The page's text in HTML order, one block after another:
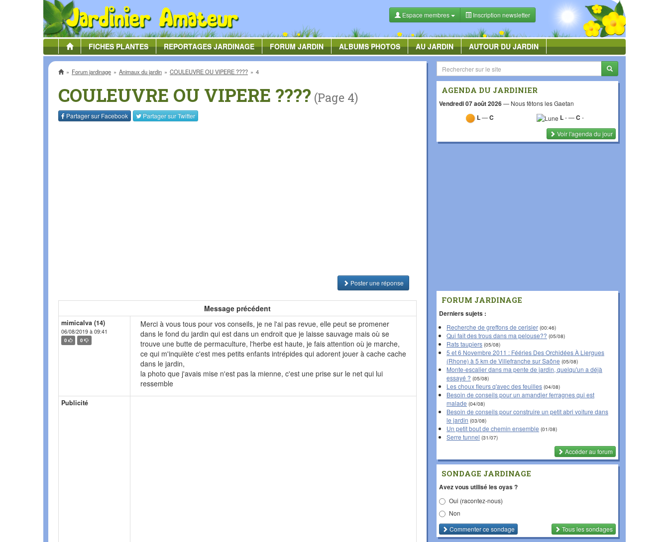
Espace membres Inscription newsletter
FICHESPLANTES REPORTAGESJARDINAGE FORUMJARDIN ALBUMSPHOTOS AU JARDIN AUTOUR DU JARDIN
AccueilForum jardinage Animaux du jardin COULEUVRE OU VIPERE ???? 4
COULEUVRE OU VIPERE ???? (Page 4)
Partager sur Facebook Partager surTwitter
Poster une réponse
Message précédent
mimicalva (14)
06/08/2019 à 09:41
0 0
Merci à vous tous pour vos conseils, je ne l'ai pas revue, elle peut se promener
dans le fond du jardin qui est dans un endroit que je laisse sauvage mais où se
trouve une butte de permaculture, l'herbe est haute, je fais attention où je marche,
ce qui m'inquiète c'est mes petits enfants intrépides qui adorent jouer à cache cache
dans le jardin,
la photo que j'avais mise n'est pas la mienne, c'est une prise sur le net qui lui
ressemble
Publicité
AGENDA DU JARDINIER
Vendredi 07 août 2026— Nous fêtons les Gaetan
L—C L-—C-
Voir l'agenda du jour
FORUM JARDINAGE
Derniers sujets :
Recherche de greffons de cerisier (00:46)
Qui fait des trous dans ma pelouse?? (05/08)
Rats taupiers (05/08)
5 et 6 Novembre 2011 : Fééries Des Orchidées À Liergues
(Rhone) à 5 km de Villefranche sur Saône (05/08)
Monte-escalier dans ma pente de jardin, quelqu'un a déjà
essayé ? (05/08)
Les choux fleurs q'avec des feuilles (04/08)
Besoin de conseils pour un amandier ferragnes qui est
malade (04/08)
Besoin de conseils pour construire un petit abri voiture dans
le jardin (03/08)
Un petit bout de chemin ensemble (01/08)
Serre tunnel (31/07)
Accéder au forum
SONDAGE JARDINAGE
Avez vous utilisé les oyas ?
Oui (racontez-nous)
Non
Commenterce sondage Tous les sondages